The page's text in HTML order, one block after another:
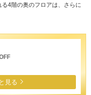
4階の奥のフロアは、さらに
見る